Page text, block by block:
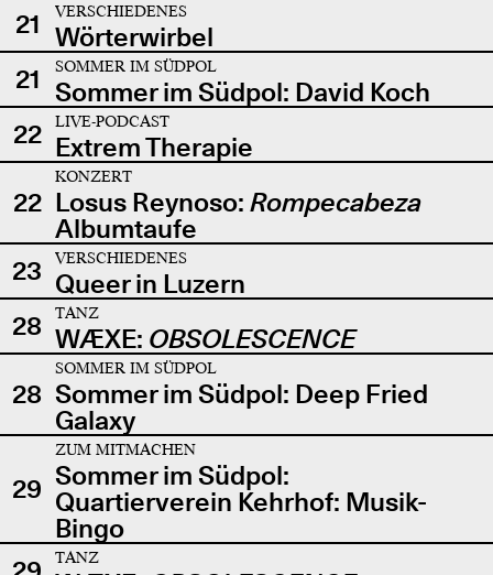
21
VERSCHIEDENES
Wörterwirbel
21
SOMMER IM SÜDPOL
Sommer im Südpol: David Koch
22
LIVE-PODCAST
Extrem Therapie
22
KONZERT
Losus Reynoso: Rompecabeza
Albumtaufe
23
VERSCHIEDENES
Queer in Luzern
28
TANZ
WÆXE: OBSOLESCENCE
28
SOMMER IM SÜDPOL
Sommer im Südpol: Deep Fried
Galaxy
29
ZUM MITMACHEN
Sommer im Südpol:
Quartierverein Kehrhof: Musik-
Bingo
TANZ